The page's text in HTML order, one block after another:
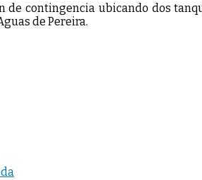
contingencia ubicando dos
de Pereira.